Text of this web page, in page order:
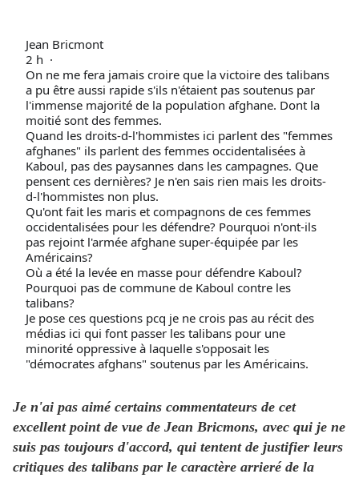
Jean Bricmont
2 h ·
On ne me fera jamais croire que la victoire des talibans
a pu être aussi rapide s'ils n'étaient pas soutenus par
l'immense majorité de la population afghane. Dont la
moitié sont des femmes.
Quand les droits-d-l'hommistes ici parlent des "femmes
afghanes" ils parlent des femmes occidentalisées à
Kaboul, pas des paysannes dans les campagnes. Que
pensent ces dernières? Je n'en sais rien mais les droits-
d-l'hommistes non plus.
Qu'ont fait les maris et compagnons de ces femmes
occidentalisées pour les défendre? Pourquoi n'ont-ils
pas rejoint l'armée afghane super-équipée par les
Américains?
Où a été la levée en masse pour défendre Kaboul?
Pourquoi pas de commune de Kaboul contre les
talibans?
Je pose ces questions pcq je ne crois pas au récit des
médias ici qui font passer les talibans pour une
minorité oppressive à laquelle s'opposait les
"démocrates afghans" soutenus par les Américains.
Je n'ai pas aimé certains commentateurs de cet
excellent point de vue de Jean Bricmons, avec qui je ne
suis pas toujours d'accord, qui tentent de justifier leurs
critiques des talibans par le caractère arrieré de la